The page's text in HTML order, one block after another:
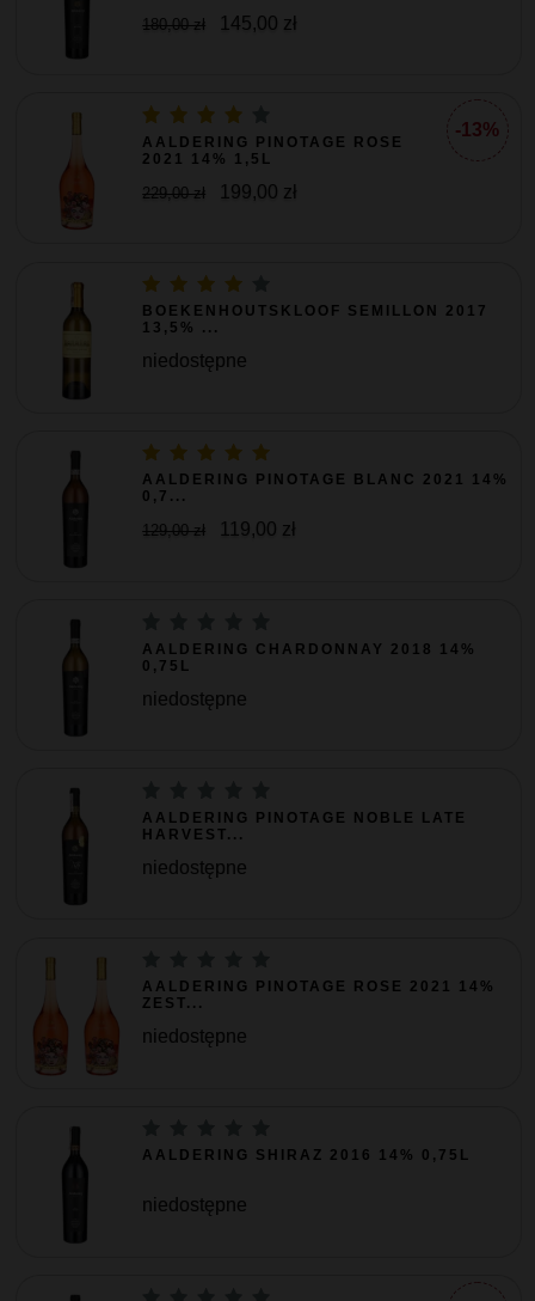
180,00 zł 145,00 zł
-13%
AALDERING PINOTAGE ROSE
2021 14% 1,5L
229,00 zł 199,00 zł
BOEKENHOUTSKLOOF SEMILLON 2017
13,5% ...
niedostępne
AALDERING PINOTAGE BLANC 2021 14%
0,7...
129,00 zł 119,00 zł
AALDERING CHARDONNAY 2018 14%
0,75L
niedostępne
AALDERING PINOTAGE NOBLE LATE
HARVEST...
niedostępne
AALDERING PINOTAGE ROSE 2021 14%
ZEST...
niedostępne
AALDERING SHIRAZ 2016 14% 0,75L
niedostępne